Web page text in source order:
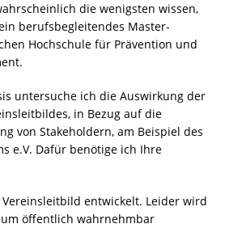
die wenigsten wissen,
berufsbegleitendes Master-
Hochschule für Prävention und
untersuche ich die Auswirkung der
in Bezug auf die
von Stakeholdern, am Beispiel des
e.V. Dafür benötige ich Ihre
entwickelt. Leider wird
öffentlich wahrnehmbar